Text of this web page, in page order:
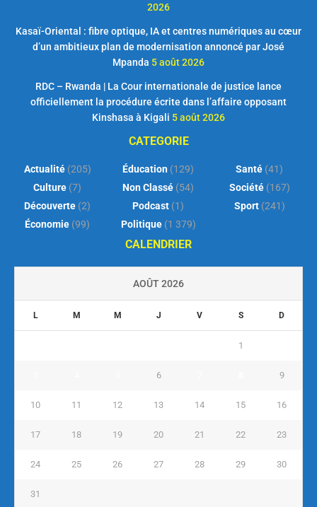
2026
Kasaï-Oriental : fibre optique, IA et centres numériques au cœur
d’un ambitieux plan de modernisation annoncé par José
Mpanda 5 août 2026
RDC – Rwanda | La Cour internationale de justice lance
officiellement la procédure écrite dans l’affaire opposant
Kinshasa à Kigali 5 août 2026
CATEGORIE
Actualité(205)
Culture (7)
Découverte (2)
Économie (99)
Éducation (129)
Non Classé (54)
Podcast (1)
Politique(1 379)
Santé (41)
Société(167)
Sport(241)
CALENDRIER
AOÛT 2026
L M M J V S D
1
6 9
10 11 12 13 14 15 16
17 18 19 20 21 22 23
24 25 26 27 28 29 30
31